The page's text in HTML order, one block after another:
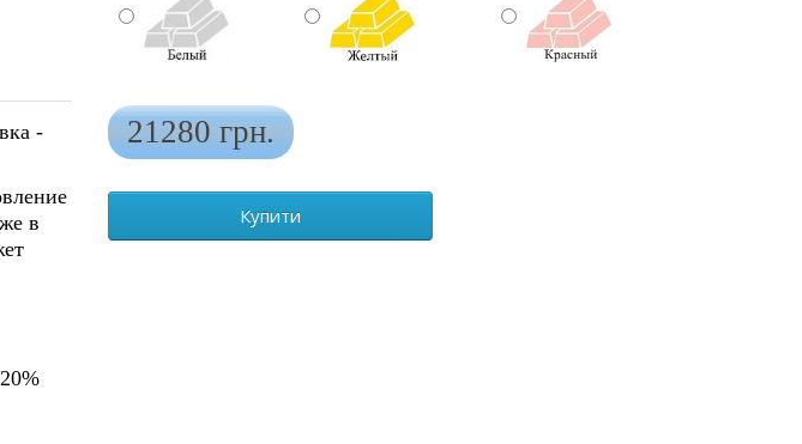
-
в
21280 грн.
Купити